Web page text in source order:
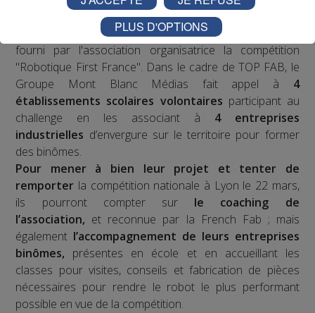
Les jeunes des établissements scolaires doivent
fabriquer un robot à partir d'un kit de pièces détachées
fourni par l'association organisatrice la compétition
"Robotique First France". Dans le cadre de TOP FAB, le
Groupe Mont Blanc Médias fait appel à 4
établissements scolaires volontaires participant au
challenge en les associant à 4 entreprises
industrielles d’envergure sur le territoire pour former
des binômes.
Pour mener à bien leur projet et tenter de
remporter la compétition nationale à Lyon le 22 mars,
ils pourront compter sur le coaching de
l’association, et reconnue par la French Fab ; mais
également l’accompagnement de leurs entreprises
binômes, présentes en école et en accueillant les
classes pour visites, conseils et fabrication de pièces
nécessaires pour rendre le robot le plus performant
possible en vue de la compétition.
PLUS D'OPTIONS